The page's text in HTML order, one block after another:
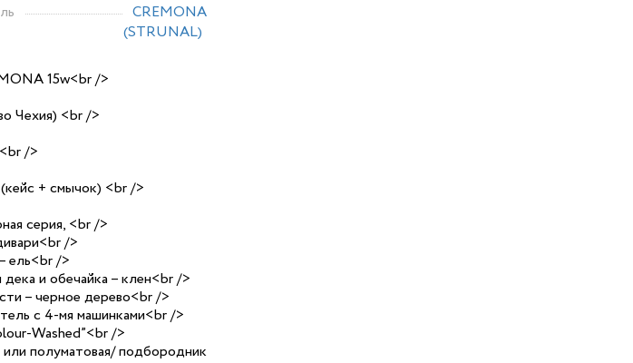
CREMONA
(STRUNAL)
15w<br />
Чехия) <br />
/>
+ смычок) <br />
серия, <br />
/>
ель<br />
дека и обечайка – клен<br />
– черное дерево<br />
с 4-мя машинками<br />
Washed”<br />
или полуматовая/ подбородник